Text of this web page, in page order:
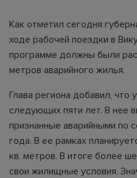
Как отметил сегодня
ходе рабочей поездки в
программе должны были
метров аварийного жилья.
Глава региона добавил,
следующих пяти лет. В нее
признанные аварийными по
года. В ее рамках
кв. метров. В итоге более
свои жилищные условия.